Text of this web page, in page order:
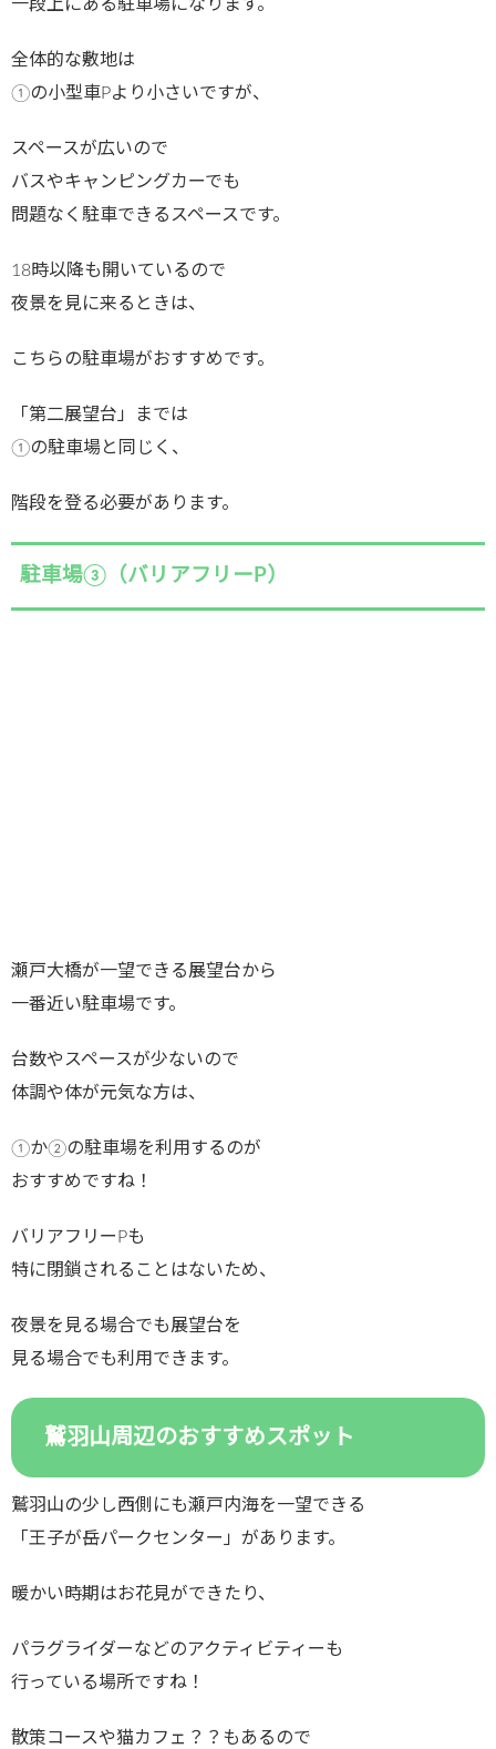
一段上にある駐車場になります。
全体的な敷地は
①の小型車Pより小さいですが、
スペースが広いので
バスやキャンピングカーでも
問題なく駐車できるスペースです。
18時以降も開いているので
夜景を見に来るときは、
こちらの駐車場がおすすめです。
「第二展望台」までは
①の駐車場と同じく、
階段を登る必要があります。
駐車場③（バリアフリーP）
瀬戸大橋が一望できる展望台から
一番近い駐車場です。
台数やスペースが少ないので
体調や体が元気な方は、
①か②の駐車場を利用するのが
おすすめですね！
バリアフリーPも
特に閉鎖されることはないため、
夜景を見る場合でも展望台を
見る場合でも利用できます。
鷲羽山周辺のおすすめスポット
鷲羽山の少し西側にも瀬戸内海を一望できる
「王子が岳パークセンター」があります。
暖かい時期はお花見ができたり、
パラグライダーなどのアクティビティーも
行っている場所ですね！
散策コースや猫カフェ？？もあるので